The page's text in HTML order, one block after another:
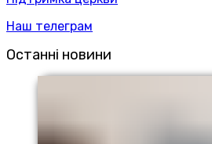
Наш телеграм
Останні новини